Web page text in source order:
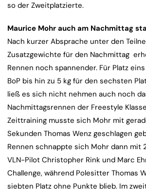
so der Zweitplatzierte.
Maurice Mohr auch am Nachmittag
Nach kurzer Absprache unter den
Zusatzgewichte für den Nachmittag
Rennen noch spannender. Für Platz
BoP bis hin zu 5 kg für den sechsten
ließ es sich nicht nehmen auch noch
Nachmittagsrennen der Freestyle
Zeittraining musste sich Mohr mit
Sekunden Thomas Wenz geschlagen
Rennen schnappte sich Mohr dann mit
VLN-Pilot Christopher Rink und Marc
Challenge, während Polesitter Thomas
siebten Platz ohne Punkte blieb. Im